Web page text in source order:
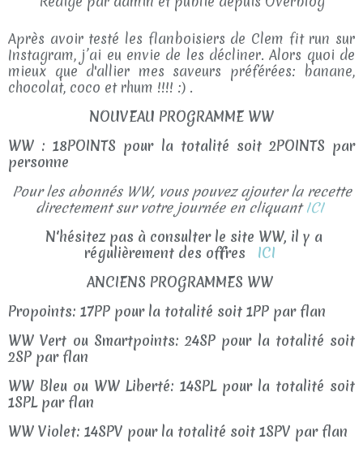
Après avoir testé les flanboisiers de Clem fit run sur
Instagram, j’ai eu envie de les décliner. Alors quoi de
mieux que d'allier mes saveurs préférées: banane,
chocolat, coco et rhum !!!! :) .
NOUVEAU PROGRAMME WW
WW : 18POINTS pour la totalité soit 2POINTS par
personne
Pour les abonnés WW, vous pouvez ajouter la recette
directement sur votre journée en cliquantICI
N'hésitez pas à consulter le site WW, il y a
régulièrement des offres
ICI
ANCIENS PROGRAMMES WW
Propoints: 17PP pour la totalité soit 1PP par flan
WW Vert ou Smartpoints: 24SP pour la totalité soit
2SP par flan
WW Bleu ou WW Liberté: 14SPL pour la totalité soit
1SPL par flan
WW Violet: 14SPV pour la totalité soit 1SPV par flan